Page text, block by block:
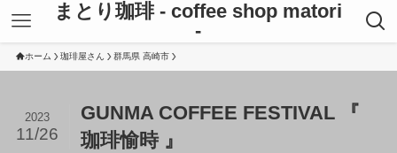
まとり珈琲 - coffee shop matori
-
ホーム 珈琲屋さん 群馬県 高崎市
GUNMA COFFEE FESTIVAL 『
珈琲愉時 』
2023
11/26